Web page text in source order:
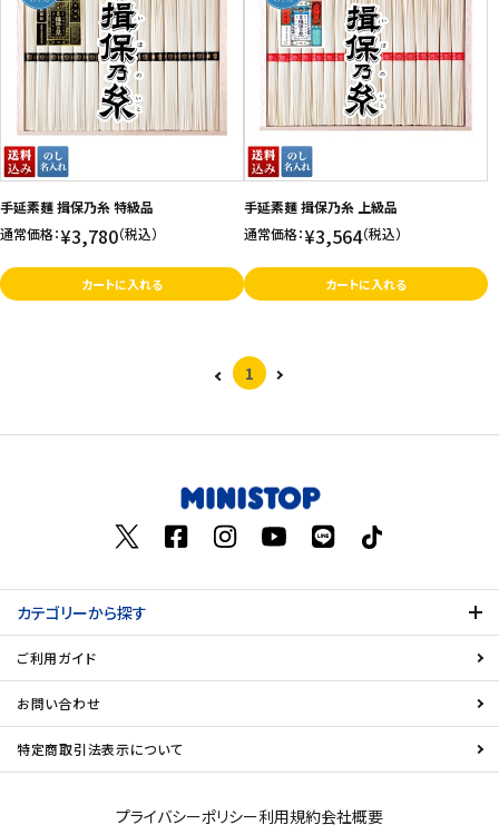
手延素麺 揖保乃糸 特級品
通常価格：¥3,780（税込）
カートに入れる
手延素麺 揖保乃糸 上級品
通常価格：¥3,564（税込）
カートに入れる
1
カテゴリーから探す
ご利用ガイド
お問い合わせ
特定商取引法表示について
プライバシーポリシー利用規約会社概要